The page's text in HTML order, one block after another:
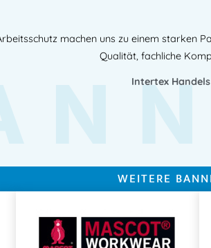
machen uns zu einem starken
Qualität, fachliche
Intertex
WEITERE